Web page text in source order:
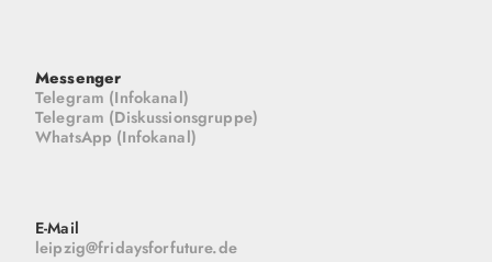
Messenger
Telegram (Infokanal)
Telegram (Diskussionsgruppe)
WhatsApp (Infokanal)
E-Mail
leipzig@fridaysforfuture.de